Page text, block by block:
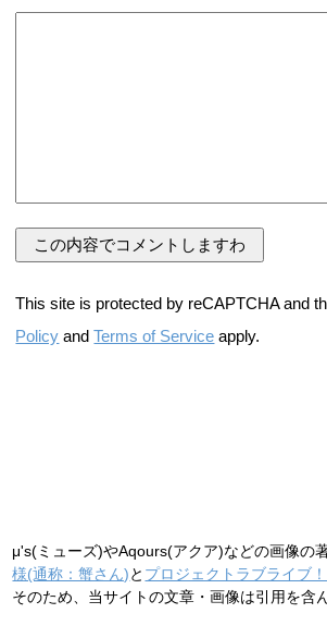
This site is protected by reCAPTCHA and
Policy andTerms of Service apply.
μ's(ミューズ)やAqours(アクア)などの画像の
様(通称：蟹さん)と プロジェクトラブライブ！
そのため、当サイトの文章・画像は引用を含